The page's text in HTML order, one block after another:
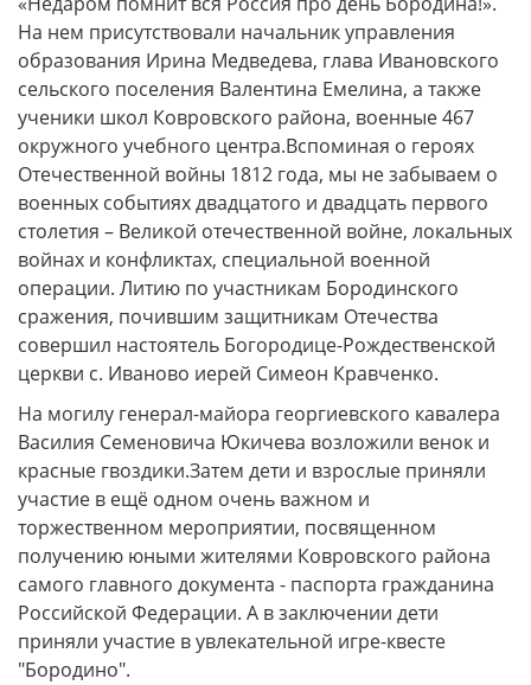
На нем присутствовали начальник управления
образования Ирина Медведева, глава Ивановского
сельского поселения Валентина Емелина, а также
ученики школ Ковровского района, военные 467
окружного учебного центра.Вспоминая о героях
Отечественной войны 1812 года, мы не забываем о
военных событиях двадцатого и двадцать первого
столетия – Великой отечественной войне, локальных
войнах и конфликтах, специальной военной
операции. Литию по участникам Бородинского
сражения, почившим защитникам Отечества
совершил настоятель Богородице-Рождественской
церкви с. Иваново иерей Симеон Кравченко.
На могилу генерал-майора георгиевского кавалера
Василия Семеновича Юкичева возложили венок и
красные гвоздики.Затем дети и взрослые приняли
участие в ещё одном очень важном и
торжественном мероприятии, посвященном
получению юными жителями Ковровского района
самого главного документа - паспорта гражданина
Российской Федерации. А в заключении дети
приняли участие в увлекательной игре-квесте
"Бородино".